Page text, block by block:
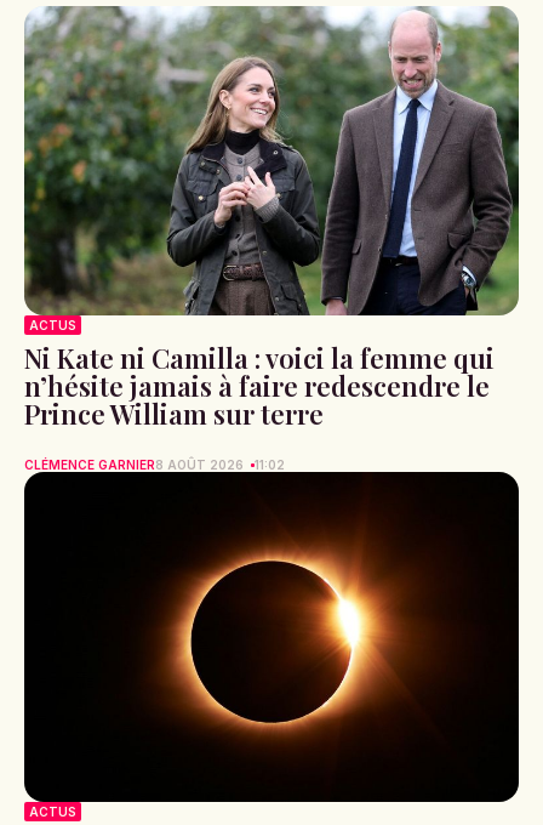
ACTUS
Ni Kate ni Camilla : voici la femme qui
n’hésite jamais à faire redescendre le
Prince William sur terre
CLÉMENCE GARNIER8 AOÛT 2026 11:02
ACTUS